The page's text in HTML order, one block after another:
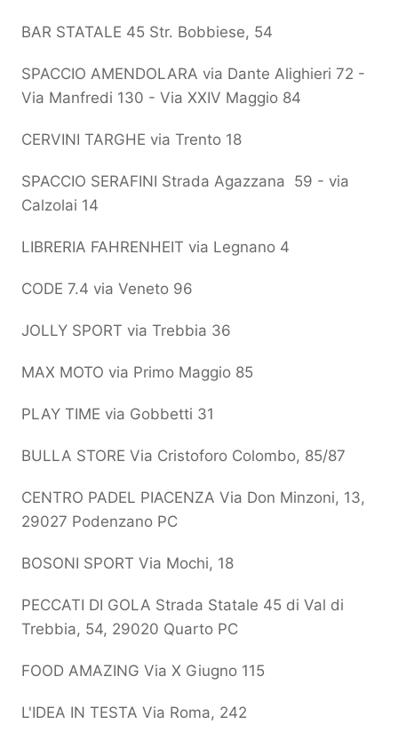
BAR STATALE 45 Str. Bobbiese, 54
SPACCIO AMENDOLARA via Dante Alighieri 72 -
Via Manfredi 130 - Via XXIV Maggio 84
CERVINI TARGHE via Trento 18
SPACCIO SERAFINI Strada Agazzana 59 - via
Calzolai 14
LIBRERIA FAHRENHEIT via Legnano 4
CODE 7.4 via Veneto 96
JOLLY SPORT via Trebbia 36
MAX MOTO via Primo Maggio 85
PLAY TIME via Gobbetti 31
BULLA STORE Via Cristoforo Colombo, 85/87
CENTRO PADEL PIACENZA Via Don Minzoni, 13,
29027 Podenzano PC
BOSONI SPORT Via Mochi, 18
PECCATI DI GOLA Strada Statale 45 di Val di
Trebbia, 54, 29020 Quarto PC
FOOD AMAZING Via X Giugno 115
L'IDEA IN TESTA Via Roma, 242